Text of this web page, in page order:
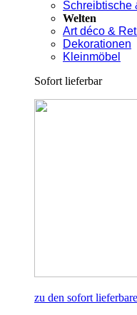
Schreibtische
Welten
Art déco &
Dekorationen
Kleinmöbel
Sofort lieferbar
zu den sofort